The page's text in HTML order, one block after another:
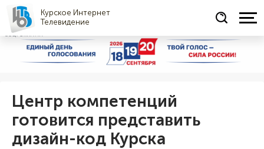
Курское Интернет
Телевидение
СОЦРЕКЛАМА
Центр компетенций
готовится представить
дизайн-код Курска